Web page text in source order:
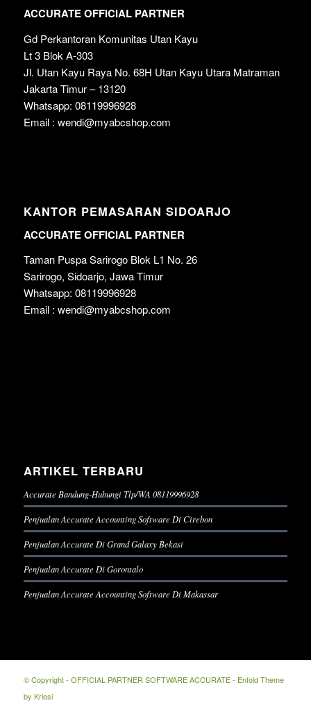
ACCURATE OFFICIAL PARTNER
Gd Perkantoran Komunitas Utan Kayu
Lt 3 Blok A-303
Jl. Utan Kayu Raya No. 68H Utan Kayu Utara Matraman
Jakarta Timur – 13120
Whatsapp: 08119996928
Email : wendi@myabcshop.com
KANTOR PEMASARAN SIDOARJO
ACCURATE OFFICIAL PARTNER
Taman Puspa Sarirogo Blok L1 No. 26
Sarirogo, Sidoarjo, Jawa Timur
Whatsapp: 08119996928
Email : wendi@myabcshop.com
ARTIKEL TERBARU
Accurate Bandung-Hubungi Tlp/WA 08119996928
Penjualan Accurate Accounting Software Di Cirebon
Penjualan Accurate Di Grand Galaxy Bekasi
Penjualan Accurate Di Gorontalo
Penjualan Accurate Accounting Software Di Makassar
© Copyright - OFFICIAL PARTNER SOFTWARE ACCURATE- Enfold Theme
by Kriesi